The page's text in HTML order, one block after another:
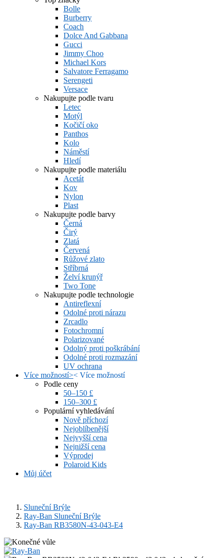
Bolle
Burberry
Coach
Dolce And Gabbana
Gucci
Jimmy Choo
Michael Kors
Salvatore Ferragamo
Serengeti
Versace
Nakupujte podle tvaru
Letec
Motýl
Kočičí oko
Panthos
Kolo
Náměstí
Hledí
Nakupujte podle materiálu
Acetát
Kov
Nylon
Plast
Nakupujte podle barvy
Černá
Čirý
Zlatá
Červená
Růžové zlato
Stříbrná
Želví krunýř
Two Tone
Nakupujte podle technologie
Antireflexní
Odolné proti nárazu
Zrcadlo
Fotochromní
Polarizované
Odolný proti poškrábání
Odolné proti rozmazání
UV ochrana
Více možností>< Více možností
Podle ceny
50–150 £
150–300 £
Populární vyhledávání
Nově příchozí
Nejoblíbenější
Nejvyšší cena
Nejnižší cena
Výprodej
Polaroid Kids
Můj účet
Sluneční Brýle
Ray-Ban Sluneční Brýle
Ray-Ban RB3580N-43-043-E4